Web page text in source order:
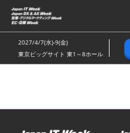
ス
キ
ッ
し
む
2027/4/7(水)-9(金)
東京ビッグサイト 東1～8ホール